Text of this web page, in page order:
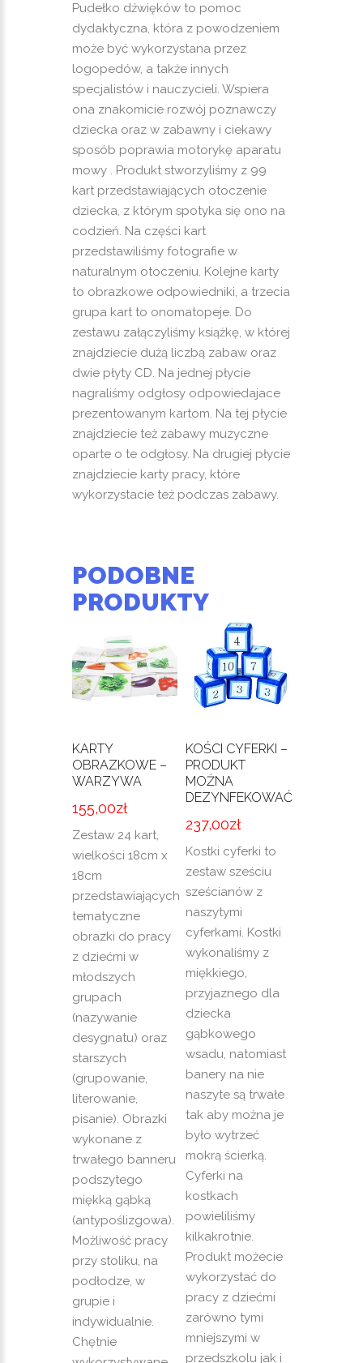
Pudełko dźwięków to pomoc
dydaktyczna, która z powodzeniem
może być wykorzystana przez
logopedów, a także innych
specjalistów i nauczycieli. Wspiera
ona znakomicie rozwój poznawczy
dziecka oraz w zabawny i ciekawy
sposób poprawia motorykę aparatu
mowy . Produkt stworzyliśmy z 99
kart przedstawiających otoczenie
dziecka, z którym spotyka się ono na
codzień. Na części kart
przedstawiliśmy fotografie w
naturalnym otoczeniu. Kolejne karty
to obrazkowe odpowiedniki, a trzecia
grupa kart to onomatopeje. Do
zestawu załączyliśmy książkę, w której
znajdziecie dużą liczbą zabaw oraz
dwie płyty CD. Na jednej płycie
nagraliśmy odgłosy odpowiedajace
prezentowanym kartom. Na tej płycie
znajdziecie też zabawy muzyczne
oparte o te odgłosy. Na drugiej płycie
znajdziecie karty pracy, które
wykorzystacie też podczas zabawy.
PODOBNE
PRODUKTY
KARTY
OBRAZKOWE –
WARZYWA
155,00zł
Zestaw 24 kart,
wielkości 18cm x
18cm
przedstawiających
tematyczne
obrazki do pracy
z dziećmi w
młodszych
grupach
(nazywanie
desygnatu) oraz
starszych
(grupowanie,
literowanie,
pisanie). Obrazki
wykonane z
trwałego banneru
podszytego
miękką gąbką
(antypoślizgowa).
Możliwość pracy
przy stoliku, na
podłodze, w
grupie i
indywidualnie.
Chętnie
KOŚCI CYFERKI –
PRODUKT
MOŻNA
DEZYNFEKOWAĆ
237,00zł
Kostki cyferki to
zestaw sześciu
sześcianów z
naszytymi
cyferkami. Kostki
wykonaliśmy z
miękkiego,
przyjaznego dla
dziecka
gąbkowego
wsadu, natomiast
banery na nie
naszyte są trwałe
tak aby można je
było wytrzeć
mokrą ścierką.
Cyferki na
kostkach
powieliliśmy
kilkakrotnie.
Produkt możecie
wykorzystać do
pracy z dziećmi
zarówno tymi
mniejszymi w
przedszkolu jak i